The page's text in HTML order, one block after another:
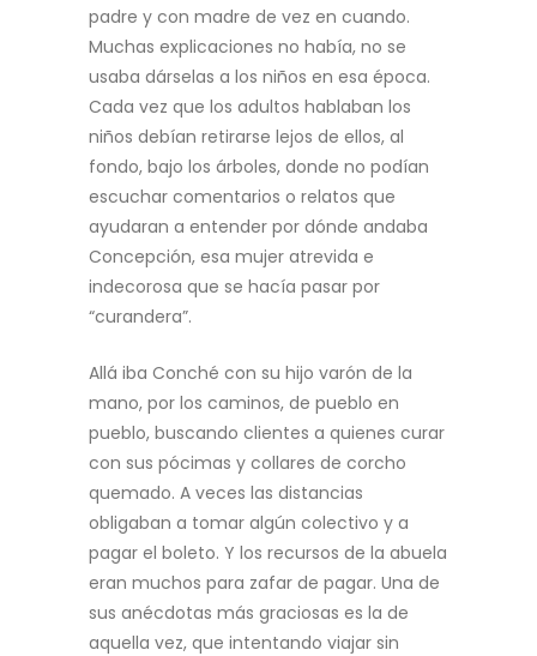
padre y con madre de vez en cuando.
Muchas explicaciones no había, no se
usaba dárselas a los niños en esa época.
Cada vez que los adultos hablaban los
niños debían retirarse lejos de ellos, al
fondo, bajo los árboles, donde no podían
escuchar comentarios o relatos que
ayudaran a entender por dónde andaba
Concepción, esa mujer atrevida e
indecorosa que se hacía pasar por
“curandera”.
Allá iba Conché con su hijo varón de la
mano, por los caminos, de pueblo en
pueblo, buscando clientes a quienes curar
con sus pócimas y collares de corcho
quemado. A veces las distancias
obligaban a tomar algún colectivo y a
pagar el boleto. Y los recursos de la abuela
eran muchos para zafar de pagar. Una de
sus anécdotas más graciosas es la de
aquella vez, que intentando viajar sin